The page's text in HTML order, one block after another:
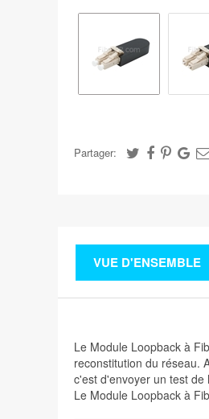
Partager:
VUE D'ENSEMBLE
Le Module Loopback à
reconstitution du réseau.
c'est d'envoyer un test
Le Module Loopback à